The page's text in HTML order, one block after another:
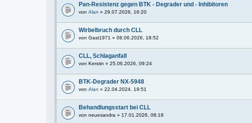
Pan-Resistenz gegen BTK - Degrader und - Inhibitoren
von Alan » 29.07.2026, 16:20
Wirbelbruch durch CLL
von Gast1971 » 08.06.2026, 18:52
CLL, Schlaganfall
von Kerstin » 25.06.2026, 09:24
BTK-Degrader NX-5948
von Alan » 22.04.2024, 19:51
Behandlungsstart bei CLL
von neuesandra » 17.01.2026, 08:18